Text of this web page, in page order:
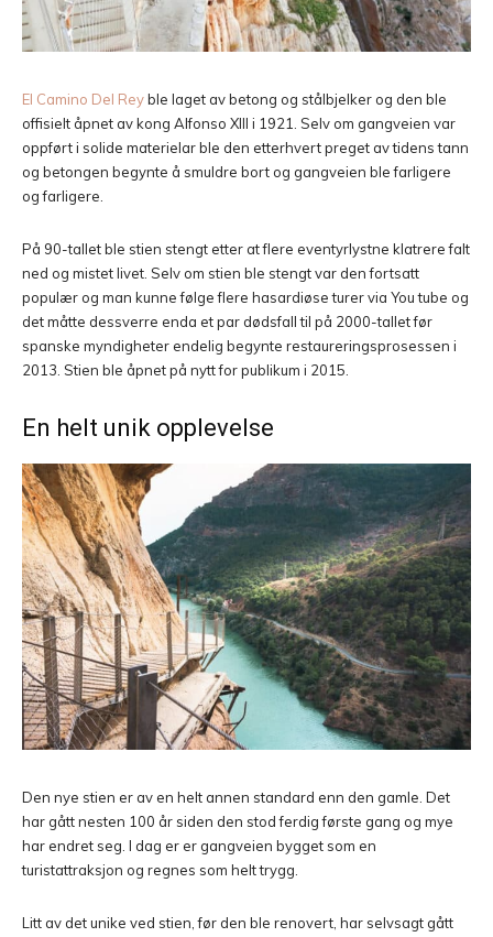
El Camino Del Reyble laget av betong og stålbjelker og den ble
offisielt åpnet av kong Alfonso XIII i 1921. Selv om gangveien var
oppført i solide materielar ble den etterhvert preget av tidens tann
og betongen begynte å smuldre bort og gangveien ble farligere
og farligere.
På 90-tallet ble stien stengt etter at flere eventyrlystne klatrere falt
ned og mistet livet. Selv om stien ble stengt var den fortsatt
populær og man kunne følge flere hasardiøse turer via You tube og
det måtte dessverre enda et par dødsfall til på 2000-tallet før
spanske myndigheter endelig begynte restaureringsprosessen i
2013. Stien ble åpnet på nytt for publikum i 2015.
En helt unik opplevelse
Den nye stien er av en helt annen standard enn den gamle. Det
har gått nesten 100 år siden den stod ferdig første gang og mye
har endret seg. I dag er er gangveien bygget som en
turistattraksjon og regnes som helt trygg.
Litt av det unike ved stien, før den ble renovert, har selvsagt gått